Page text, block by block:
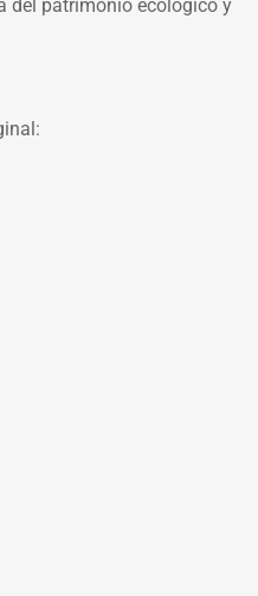
del patrimonio ecológico y